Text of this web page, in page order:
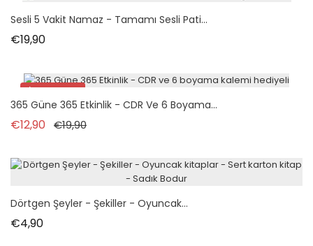
Sesli 5 Vakit Namaz - Tamamı Sesli Pati...
€19,90Fiyat
İndirimde!
365 Güne 365 Etkinlik - CDR Ve 6 Boyama...
€12,90 Normal fiyat
€19,90Fiyat
Dörtgen Şeyler - Şekiller - Oyuncak...
€4,90Fiyat